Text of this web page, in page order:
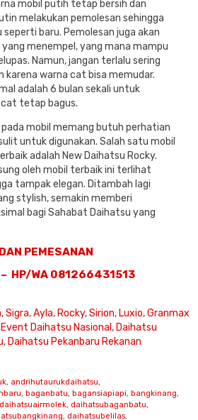
mobil putih tetap bersih dan
melakukan pemolesan sehingga
baru. Pemolesan juga akan
menempel, yang mana mampu
Namun, jangan terlalu sering
karena warna cat bisa memudar.
adalah 6 bulan sekali untuk
cat tetap bagus.
mobil memang butuh perhatian
untuk digunakan. Salah satu mobil
adalah New Daihatsu Rocky.
oleh mobil terbaik ini terlihat
tampak elegan. Ditambah lagi
stylish, semakin memberi
bagi Sahabat Daihatsu yang
PEMESANAN
– HP/WA 081266431513
,Sigra,Ayla, Rocky,Sirion, Luxio,Granmax
Event Daihatsu Nasional , Daihatsu
, Daihatsu Pekanbaru Rekanan
, andrihutaurukdaihatsu,
, baganbatu, bagansiapiapi, bangkinang,
daihatsuairmolek, daihatsubaganbatu,
, daihatsubelilas,